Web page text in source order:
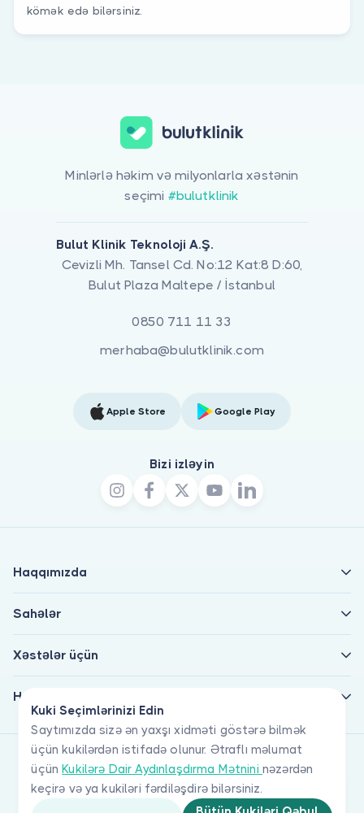
kömək edə bilərsiniz.
Kuki Seçimlərinizi Edin
Saytımızda sizə ən yaxşı xidməti göstərə bilmək
üçün kukilərdən istifadə olunur. Ətraflı məlumat
üçünKukilərə Dair Aydınlaşdırma Mətnini nəzərdən
keçirə və ya kukiləri fərdiləşdirə bilərsiniz.
Minlərlə həkim və milyonlarla xəstənin
seçimi #bulutklinik
Bulut Klinik Teknoloji A.Ş.
Cevizli Mh. Tansel Cd. No:12 Kat:8 D:60,
Bulut Plaza Maltepe / İstanbul
0850 711 11 33
merhaba@bulutklinik.com
Apple Store Google Play
Bizi izləyin
Haqqımızda
Sahələr
Xəstələr üçün
Həkimlər üçün